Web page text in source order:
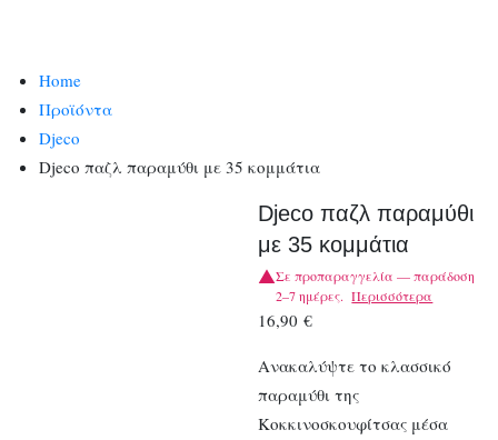
Home
Προϊόντα
Djeco
Djeco παζλ παραμύθι με 35 κομμάτια
Djeco παζλ παραμύθι
με 35 κομμάτια
Σε προπαραγγελία — παράδοση
2–7 ημέρες. Περισσότερα
16,90€
Ανακαλύψτε το κλασσικό
παραμύθι της
Κοκκινοσκουφίτσας μέσα